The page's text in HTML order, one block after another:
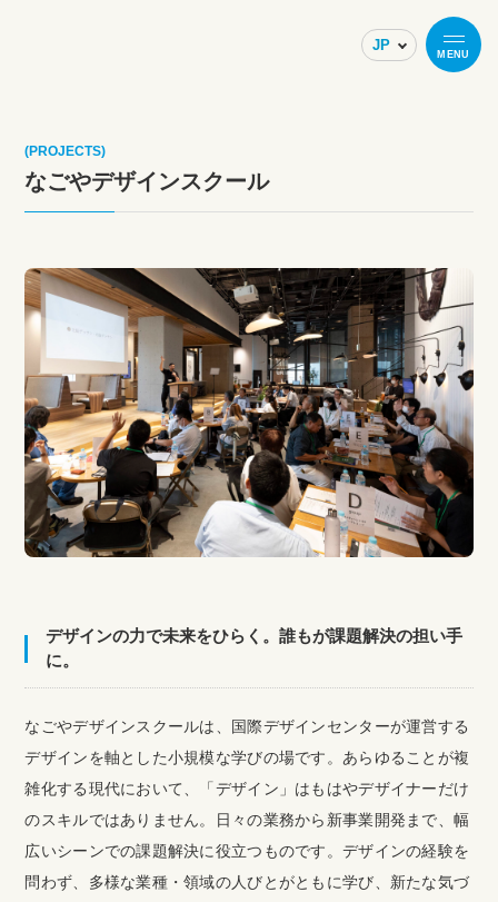
MENU
(PROJECTS)
なごやデザインスクール
デザインの力で未来をひらく。誰もが課題解決の担い手
に。
なごやデザインスクールは、国際デザインセンターが運営する
デザインを軸とした小規模な学びの場です。あらゆることが複
雑化する現代において、「デザイン」はもはやデザイナーだけ
のスキルではありません。日々の業務から新事業開発まで、幅
広いシーンでの課題解決に役立つものです。デザインの経験を
問わず、多様な業種・領域の人びとがともに学び、新たな気づ